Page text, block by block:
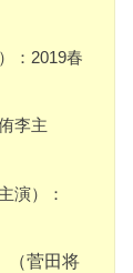
：2019春
李主
演）：
（菅田将